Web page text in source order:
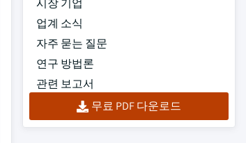
시장 기업
업계 소식
자주 묻는 질문
연구 방법론
관련 보고서
무료 PDF 다운로드